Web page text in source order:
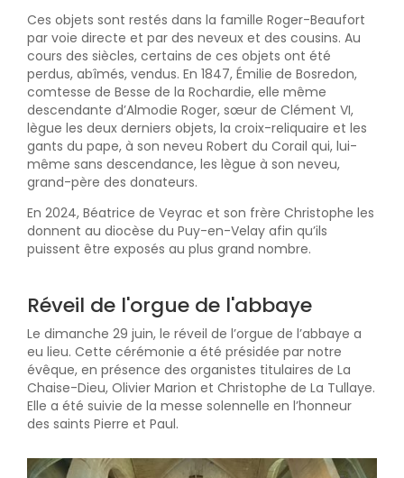
Ces objets sont restés dans la famille Roger-Beaufort
par voie directe et par des neveux et des cousins. Au
cours des siècles, certains de ces objets ont été
perdus, abîmés, vendus. En 1847, Émilie de Bosredon,
comtesse de Besse de la Rochardie, elle même
descendante d’Almodie Roger, sœur de Clément VI,
lègue les deux derniers objets, la croix-reliquaire et les
gants du pape, à son neveu Robert du Corail qui, lui-
même sans descendance, les lègue à son neveu,
grand-père des donateurs.
En 2024, Béatrice de Veyrac et son frère Christophe les
donnent au diocèse du Puy-en-Velay afin qu’ils
puissent être exposés au plus grand nombre.
Réveil de l'orgue de l'abbaye
Le dimanche 29 juin, le réveil de l’orgue de l’abbaye a
eu lieu. Cette cérémonie a été présidée par notre
évêque, en présence des organistes titulaires de La
Chaise-Dieu, Olivier Marion et Christophe de La Tullaye.
Elle a été suivie de la messe solennelle en l’honneur
des saints Pierre et Paul.